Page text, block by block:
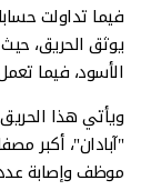
فيما تداولت
يوثق الحريق،
الأسود، فيما
ويأتي هذا
"آبادان"، أكبر
موظف وإصابة